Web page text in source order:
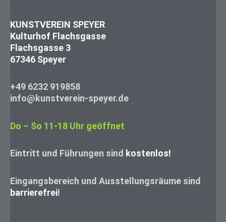
KUNSTVEREIN SPEYER
Kulturhof Flachsgasse
Flachsgasse 3
67346 Speyer
+49 6232 919858
info@kunstverein-speyer.de
Do – So 11-18 Uhr geöffnet
Eintritt und Führungen sind kostenlos!
Eingangsbereich und Ausstellungsräume sind
barrierefrei!